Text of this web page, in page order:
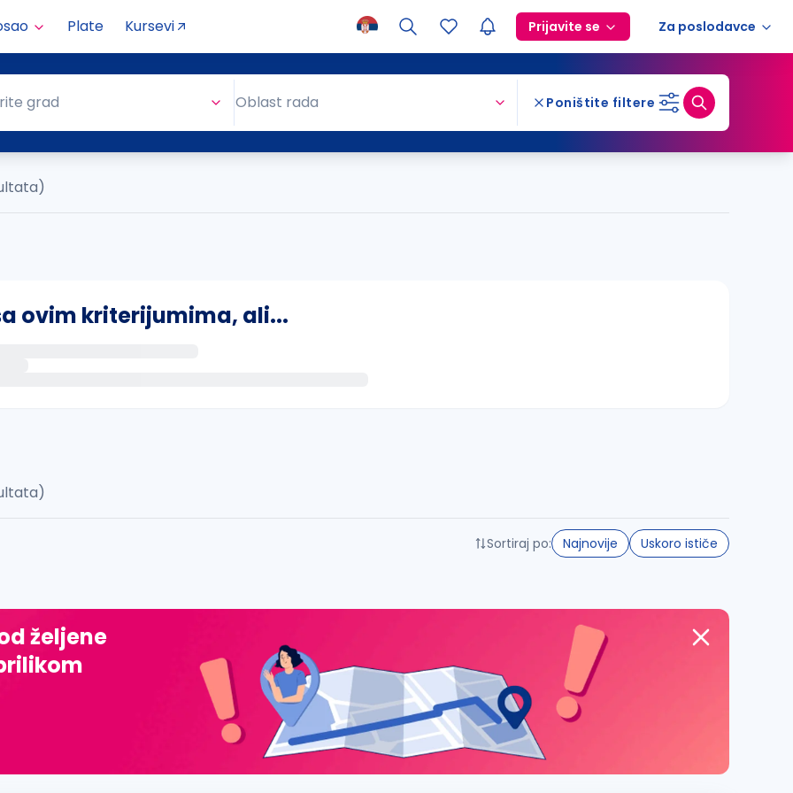
Plate Kursevi Prijavite se Za poslodavce
grad Oblast rada Poništite filtere
ovim kriterijumima, ali...
đ, ž, dž)
Sortiraj po: Najnovije Uskoro ističe
željene